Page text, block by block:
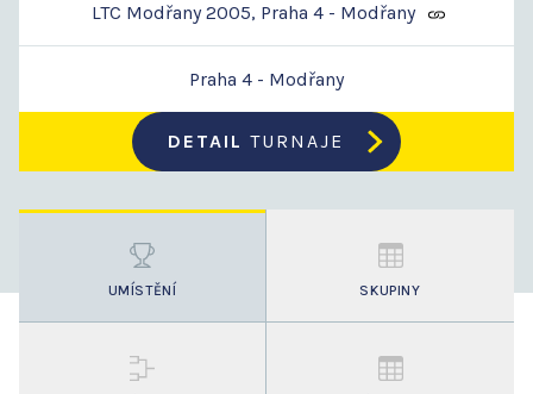
LTC Modřany 2005, Praha 4 - Modřany
Praha 4 - Modřany
DETAIL TURNAJE
UMÍSTĚNÍ SKUPINY